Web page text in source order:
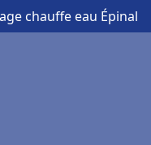
chauffe eau Épinal